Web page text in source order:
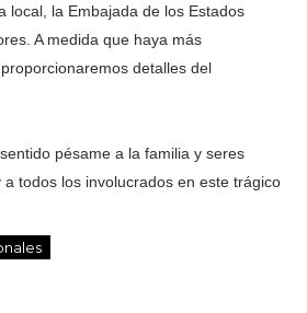
local, la Embajada de los Estados
A medida que haya más
detalles del
pésame a la familia y seres
todos los involucrados en este trágico